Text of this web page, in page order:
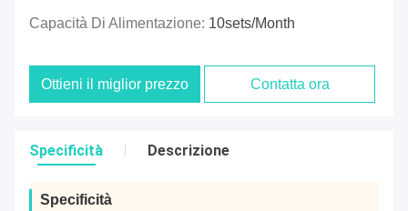
Capacità Di Alimentazione: 10sets/month
Ottieni il miglior prezzo Contatta ora
Specificità Descrizione
Specificità